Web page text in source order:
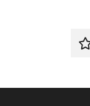
首